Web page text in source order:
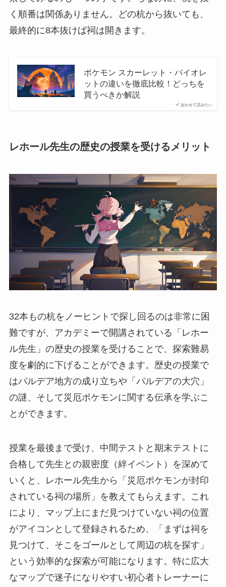
く順番は関係ありません。どの杭から抜いても、
最終的に8本抜けば祠は開きます。
あわせて読みたい
ポケモン スカーレット・バイオレ
ットの違いを徹底比較！どっちを
買うべきか解説
レホール先生の歴史の授業を受けるメリット
32本もの杭をノーヒントで探し回るのは非常に困
難ですが、アカデミーで開講されている「レホー
ル先生」の歴史の授業を受けることで、探索難易
度を劇的に下げることができます。歴史の授業で
はパルデア地方の成り立ちや「パルデアの大穴」
の謎、そして災厄ポケモンに関する伝承を学ぶこ
とができます。
授業を最後まで受け、中間テストと期末テストに
合格して先生との親密度（絆イベント）を深めて
いくと、レホール先生から「災厄ポケモンが封印
されている祠の場所」を教えてもらえます。これ
により、マップ上にまだ見つけていない祠の位置
がアイコンとして登録されるため、「まずは祠を
見つけて、そこをゴールとして周辺の杭を探す」
という効率的な探索が可能になります。特に広大
なマップで迷子になりやすい初心者トレーナーに